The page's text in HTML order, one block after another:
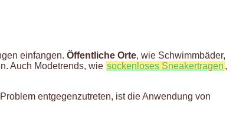
einfangen. Öffentliche Orte, wie Schwimmbäder,
Auch Modetrends, wie sockenloses Sneakertragen ,
entgegenzutreten, ist die Anwendung von